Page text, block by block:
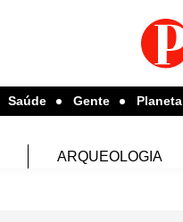
Saúde Gente Planeta
ARQUEOLOGIA